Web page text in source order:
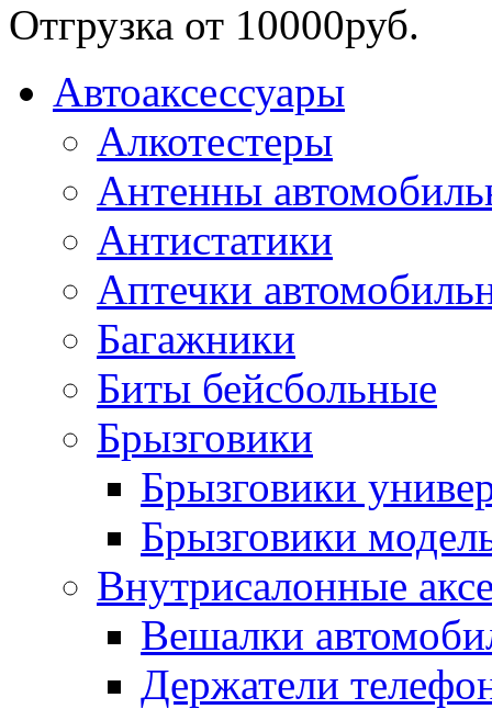
Отгрузка от 10000руб.
Автоаксессуары
Алкотестеры
Антенны
Антистатики
Аптечки
Багажники
Биты бейсбольные
Брызговики
Брызговики
Брызговики
Внутрисалонные
Вешалки
Держатели